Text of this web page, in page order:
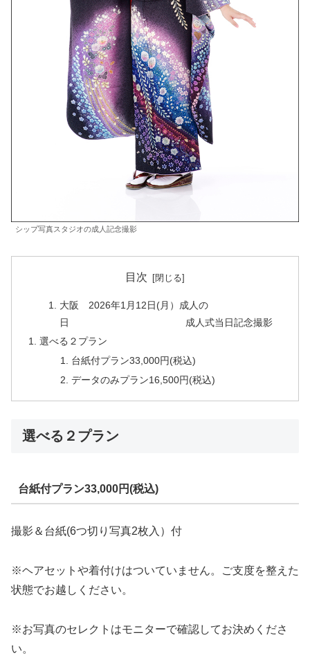
シップ写真スタジオの成人記念撮影
目次
大阪 2026年1月12日(月）成人の
日 成人式当日記念撮影
選べる２プラン
台紙付プラン33,000円(税込)
データのみプラン16,500円(税込)
選べる２プラン
台紙付プラン33,000円(税込)
撮影＆台紙(6つ切り写真2枚入）付
※ヘアセットや着付けはついていません。ご支度を整えた
状態でお越しください。
※お写真のセレクトはモニターで確認してお決めくださ
い。